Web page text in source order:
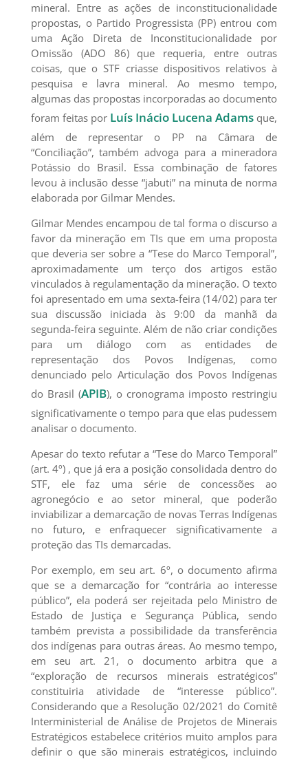
mineral. Entre as ações de inconstitucionalidade
propostas, o Partido Progressista (PP) entrou com
uma Ação Direta de Inconstitucionalidade por
Omissão (ADO 86) que requeria, entre outras
coisas, que o STF criasse dispositivos relativos à
pesquisa e lavra mineral. Ao mesmo tempo,
algumas das propostas incorporadas ao documento
foram feitas por Luís Inácio Lucena Adams que,
além de representar o PP na Câmara de
“Conciliação”, também advoga para a mineradora
Potássio do Brasil. Essa combinação de fatores
levou à inclusão desse “jabuti” na minuta de norma
elaborada por Gilmar Mendes.
Gilmar Mendes encampou de tal forma o discurso a
favor da mineração em TIs que em uma proposta
que deveria ser sobre a “Tese do Marco Temporal”,
aproximadamente um terço dos artigos estão
vinculados à regulamentação da mineração. O texto
foi apresentado em uma sexta-feira (14/02) para ter
sua discussão iniciada às 9:00 da manhã da
segunda-feira seguinte. Além de não criar condições
para um diálogo com as entidades de
representação dos Povos Indígenas, como
denunciado pelo Articulação dos Povos Indígenas
do Brasil (APIB), o cronograma imposto restringiu
significativamente o tempo para que elas pudessem
analisar o documento.
Apesar do texto refutar a “Tese do Marco Temporal”
(art. 4º) , que já era a posição consolidada dentro do
STF, ele faz uma série de concessões ao
agronegócio e ao setor mineral, que poderão
inviabilizar a demarcação de novas Terras Indígenas
no futuro, e enfraquecer significativamente a
proteção das TIs demarcadas.
Por exemplo, em seu art. 6º, o documento afirma
que se a demarcação for “contrária ao interesse
público”, ela poderá ser rejeitada pelo Ministro de
Estado de Justiça e Segurança Pública, sendo
também prevista a possibilidade da transferência
dos indígenas para outras áreas. Ao mesmo tempo,
em seu art. 21, o documento arbitra que a
“exploração de recursos minerais estratégicos”
constituiria atividade de “interesse público”.
Considerando que a Resolução 02/2021 do Comitê
Interministerial de Análise de Projetos de Minerais
Estratégicos estabelece critérios muito amplos para
definir o que são minerais estratégicos, incluindo